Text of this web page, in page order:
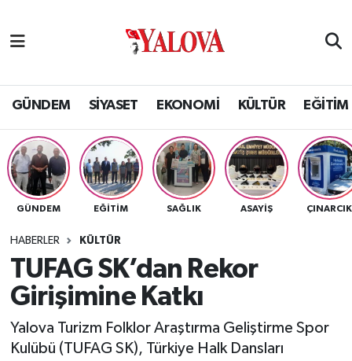
GÜNDEM SİYASET EKONOMİ KÜLTÜR EĞİTİM
GÜNDEM EĞİTİM SAĞLIK ASAYİŞ ÇINARCIK
HABERLER KÜLTÜR
TUFAG SK’dan Rekor
Girişimine Katkı
Yalova Turizm Folklor Araştırma Geliştirme Spor
Kulübü (TUFAG SK), Türkiye Halk Dansları
SİYASET
EKONOMİ
KÜLTÜR
BİLİM VE TEKNOLOJİ
ASAYİŞ
SAĞLIK
Yalova Nöbetçi Eczaneler
Yalova Hava Durumu
Yalova Namaz Vakitleri
Yalova Trafik Yoğunluk Haritası
Tüm Manşetler
Son Dakika Haberleri
Haber Arşivi